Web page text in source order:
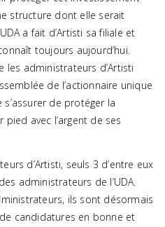
structure dont elle serait
a fait d’Artisti sa filiale et
toujours aujourd’hui.
les administrateurs d’Artisti
de l’actionnaire unique
de protéger la
pied avec l’argent de ses
d’Artisti, seuls 3 d’entre eux
administrateurs de l’UDA.
ils sont désormais
candidatures en bonne et